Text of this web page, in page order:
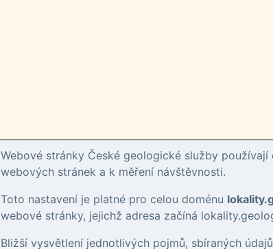
Webové stránky České geologické služby
webových stránek a k měření návštěvnosti.
Toto nastavení je platné pro celou doménu
webové stránky, jejichž adresa začíná
Bližší vysvětlení jednotlivých pojmů, sbíraných